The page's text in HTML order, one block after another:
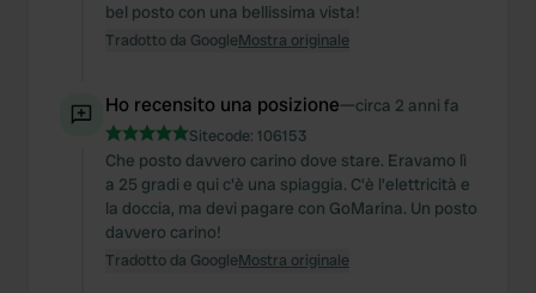
bel posto con una bellissima vista!
Tradotto da GoogleMostra originale
Ho recensito una posizione—circa 2 anni fa
Sitecode: 106153
Che posto davvero carino dove stare. Eravamo lì
a 25 gradi e qui c'è una spiaggia. C'è l'elettricità e
la doccia, ma devi pagare con GoMarina. Un posto
davvero carino!
Tradotto da GoogleMostra originale